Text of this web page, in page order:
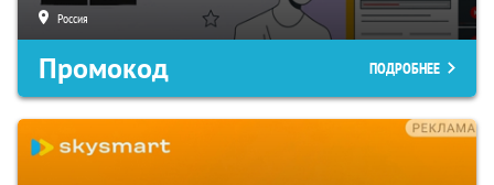
Россия
Промокод ПОДРОБНЕЕ